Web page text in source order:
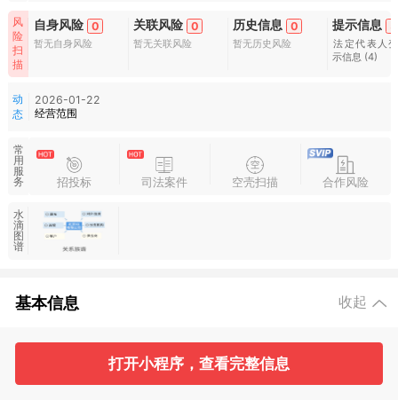
风
险
扫
描
自身风险 0
暂无自身风险
关联风险 0
暂无关联风险
历史信息 0
暂无历史风险
提示信息
法定代表人
示信息 (4)
动
态
2026-01-22
经营范围
常
用
服
务
招投标 司法案件 空壳扫描 合作风险
水
滴
图
谱
基本信息 收起
打开小程序，查看完整信息